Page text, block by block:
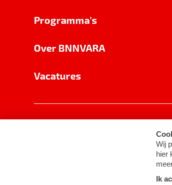
Programma's
Over BNNVARA
Vacatures
Cookie-instellingen